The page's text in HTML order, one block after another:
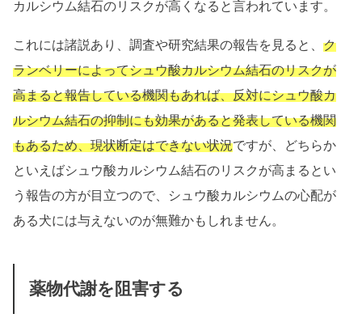
カルシウム結石のリスクが高くなると言われています。
これには諸説あり、調査や研究結果の報告を見ると、ク
ランベリーによってシュウ酸カルシウム結石のリスクが
高まると報告している機関もあれば、反対にシュウ酸カ
ルシウム結石の抑制にも効果があると発表している機関
もあるため、現状断定はできない状況ですが、どちらか
といえばシュウ酸カルシウム結石のリスクが高まるとい
う報告の方が目立つので、シュウ酸カルシウムの心配が
ある犬には与えないのが無難かもしれません。
薬物代謝を阻害する